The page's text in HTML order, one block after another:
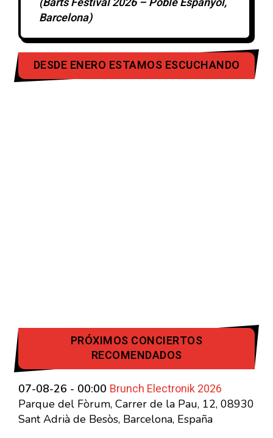
Barcelona)
DESDE ENERO ESTAMOS ESCUCHANDO
PRÓXIMOS CONCIERTOS
RECOMENDADOS
07-08-26 - 00:00 Brunch Electronik 2026
Parque del Fòrum, Carrer de la Pau, 12, 08930
Sant Adrià de Besòs, Barcelona, España